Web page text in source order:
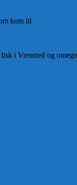
kom til
i Vrensted og